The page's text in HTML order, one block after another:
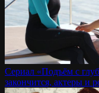
Сериал «Подъём с
закончится, актеры и